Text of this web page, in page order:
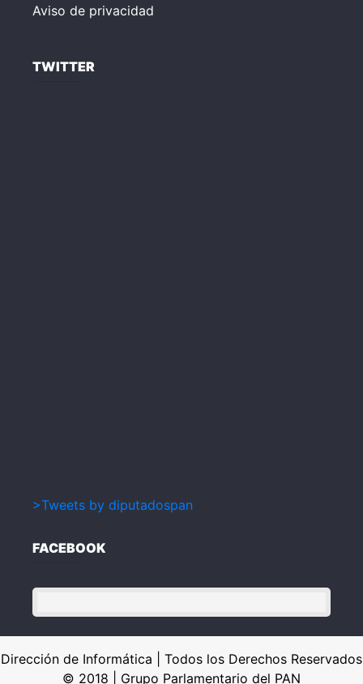
Aviso de privacidad
TWITTER
>Tweets by diputadospan
FACEBOOK
Dirección de Informática | Todos los Derechos Reservados
© 2018 | Grupo Parlamentario del PAN